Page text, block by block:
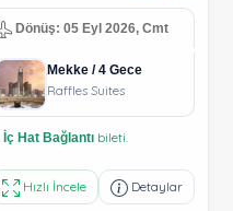
Dönüş: 05 Eyl 2026, Cmt
Mekke / 4 Gece
Raffles Suites
İç Hat Bağlantıbileti.
Hızlı İncele Detaylar